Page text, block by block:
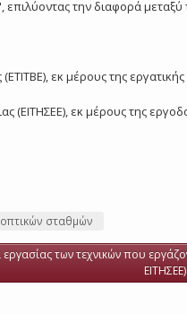
επιλύοντας την διαφορά μεταξύ
εκ μέρους της
(ΕΙΤΗΣΕΕ), εκ μέρους της
σταθμών
των τεχνικών που
ΕΙΤΗΣΕΕ)